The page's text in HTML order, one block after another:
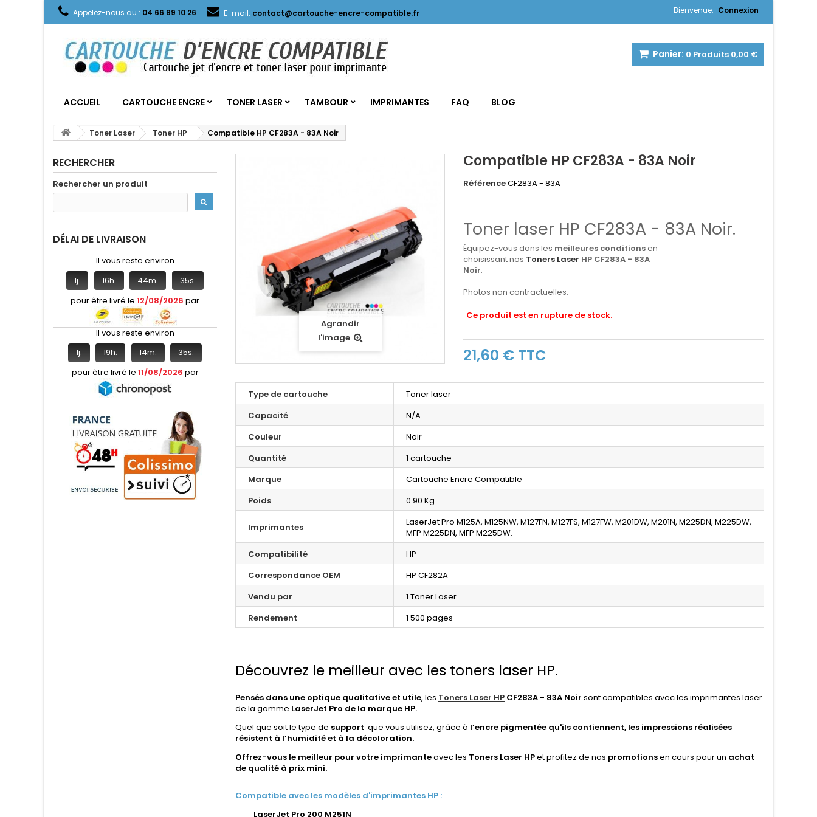
Bienvenue, Connexion
Appelez-nous au : 04 66 89 10 26 E-mail: contact@cartouche-encre-compatible.fr
Panier: 0 Produits 0,00 €
ACCUEIL CARTOUCHE ENCRE TONER LASER TAMBOUR IMPRIMANTES FAQ BLOG
Toner Laser Toner HP Compatible HP CF283A - 83A Noir
RECHERCHER
Rechercher un produit
DÉLAI DE LIVRAISON
Il vous reste environ
1j. 16h. 44m. 34s.
pour être livré le 12/08/2026 par
Il vous reste environ
1j. 19h. 14m. 34s.
pour être livré le 11/08/2026 par
Agrandir
l'image
Compatible HP CF283A - 83A Noir
RéférenceCF283A - 83A
Toner laser HP CF283A - 83A Noir.
Équipez-vous dans les meilleures conditionsen
choisissant nos Toners Laser HP CF283A - 83A
Noir.
Photos non contractuelles.
Ce produit est en rupture de stock.
21,60 € TTC
Type de cartouche
Toner laser
Capacité
N/A
Couleur
Noir
Quantité
1 cartouche
Marque
Cartouche Encre Compatible
Poids
0.90 Kg
Imprimantes
LaserJet Pro M125A, M125NW, M127FN, M127FS, M127FW, M201DW, M201N, M225DN, M225DW,
MFP M225DN, MFP M225DW.
Compatibilité
HP
Correspondance OEM
HP CF282A
Vendu par
1 Toner Laser
Rendement
1 500 pages
Découvrez le meilleur avec les toners laser HP.
Pensés dans une optique qualitative et utile, les Toners Laser HP CF283A - 83A Noir sont compatibles avec les imprimantes laser
de la gamme LaserJet Pro de la marque HP.
Quel que soit le type de support que vous utilisez, grâce à l’encre pigmentée qu'ils contiennent, les impressions réalisées
résistent à l’humidité et à la décoloration.
Offrez-vous le meilleur pour votre imprimanteavec les Toners Laser HPet profitez de nos promotionsen cours pour un achat
de qualité à prix mini.
Compatible avec les modèles d'imprimantes HP :
LaserJet Pro 200 M251N